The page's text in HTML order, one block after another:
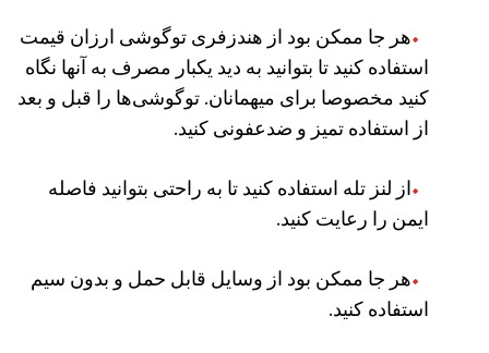
هر جا ممکن بود از هندزفری توگوشی ارزان قیمت
استفاده کنید تا بتوانید به دید یکبار مصرف به آنها نگاه
کنید مخصوصا برای میهمانان. توگوشی‌ها را قبل و بعد
از استفاده تمیز و ضدعفونی کنید.
از لنز تله استفاده کنید تا به راحتی بتوانید فاصله
ایمن را رعایت کنید.
هر جا ممکن بود از وسایل قابل حمل و بدون سیم
استفاده کنید.